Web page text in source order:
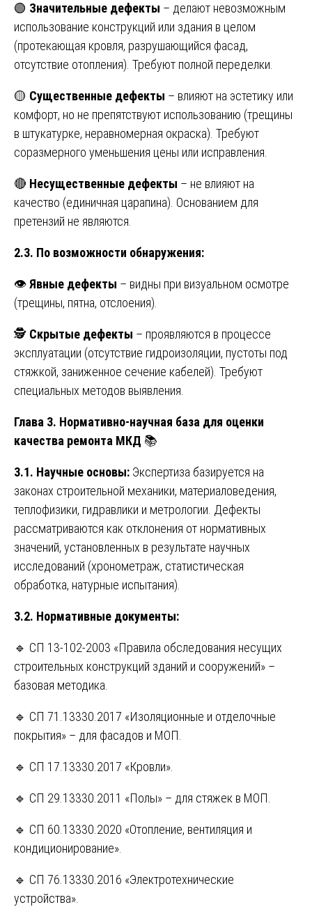
🟢 Значительные дефекты – делают невозможным
использование конструкций или здания в целом
(протекающая кровля, разрушающийся фасад,
отсутствие отопления). Требуют полной переделки.
🟡 Существенные дефекты – влияют на эстетику или
комфорт, но не препятствуют использованию (трещины
в штукатурке, неравномерная окраска). Требуют
соразмерного уменьшения цены или исправления.
🔴 Несущественные дефекты – не влияют на
качество (единичная царапина). Основанием для
претензий не являются.
2.3. По возможности обнаружения:
👁️Явные дефекты – видны при визуальном осмотре
(трещины, пятна, отслоения).
🕵️ Скрытые дефекты – проявляются в процессе
эксплуатации (отсутствие гидроизоляции, пустоты под
стяжкой, заниженное сечение кабелей). Требуют
специальных методов выявления.
Глава 3. Нормативно-научная база для оценки
качества ремонта МКД 📚
3.1. Научные основы: Экспертиза базируется на
законах строительной механики, материаловедения,
теплофизики, гидравлики и метрологии. Дефекты
рассматриваются как отклонения от нормативных
значений, установленных в результате научных
исследований (хронометраж, статистическая
обработка, натурные испытания).
3.2. Нормативные документы:
🔹 СП 13-102-2003 «Правила обследования несущих
строительных конструкций зданий и сооружений» –
базовая методика.
🔹 СП 71.13330.2017 «Изоляционные и отделочные
покрытия» – для фасадов и МОП.
🔹 СП 17.13330.2017 «Кровли».
🔹 СП 29.13330.2011 «Полы» – для стяжек в МОП.
🔹 СП 60.13330.2020 «Отопление, вентиляция и
кондиционирование».
🔹 СП 76.13330.2016 «Электротехнические
устройства».